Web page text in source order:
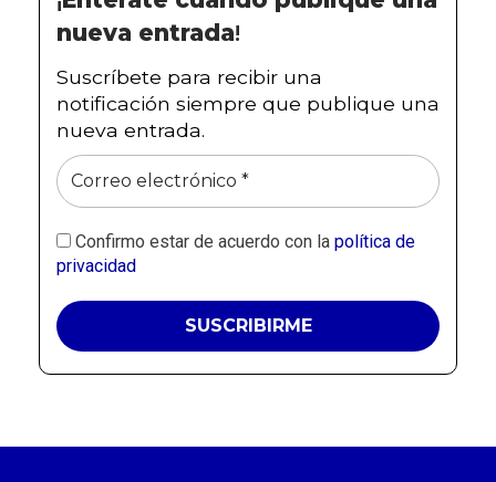
nueva entrada!
Suscríbete para recibir una
notificación siempre que publique una
nueva entrada.
Confirmo estar de acuerdo con la política de
privacidad